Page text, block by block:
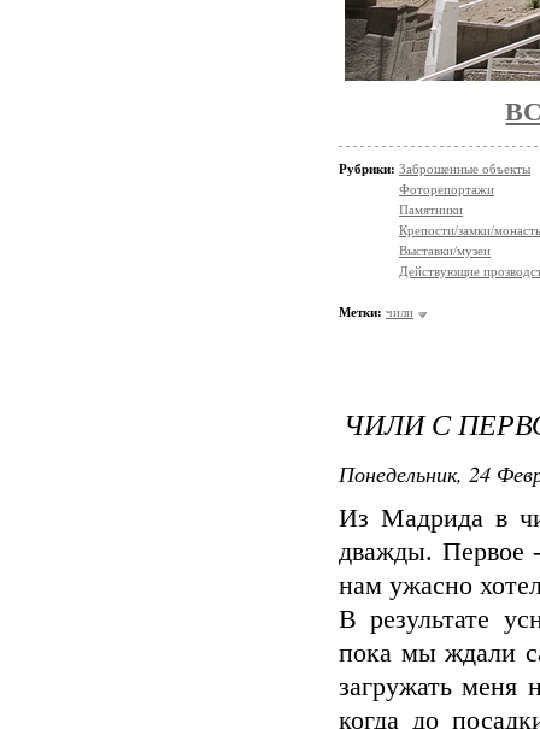
Рубрики: Заброшенные объекты
Фоторепортажи
Памятники
Крепости/замки/
Выставки/музеи
Действующие
Метки: чили
ЧИЛИ С
Понедельник, 24
Из Мадрида в
дважды. Первое
нам ужасно
В результате
пока мы ждали
загружать
когда до